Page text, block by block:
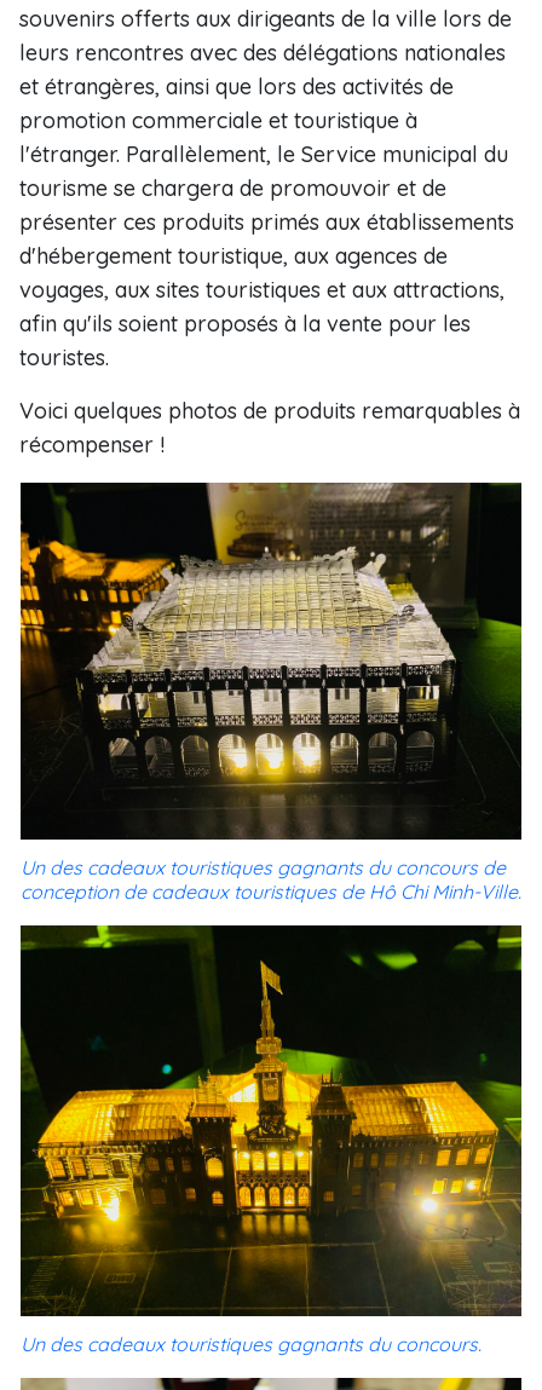
souvenirs offerts aux dirigeants de la ville lors de
leurs rencontres avec des délégations nationales
et étrangères, ainsi que lors des activités de
promotion commerciale et touristique à
l'étranger. Parallèlement, le Service municipal du
tourisme se chargera de promouvoir et de
présenter ces produits primés aux établissements
d'hébergement touristique, aux agences de
voyages, aux sites touristiques et aux attractions,
afin qu'ils soient proposés à la vente pour les
touristes.
Voici quelques photos de produits remarquables à
récompenser !
Un des cadeaux touristiques gagnants du concours de
conception de cadeaux touristiques de Hô Chi Minh-Ville.
Un des cadeaux touristiques gagnants du concours.